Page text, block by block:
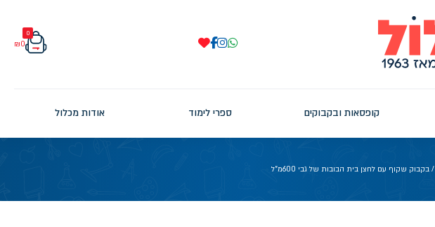
0
₪0
קופסאות ובקבוקים ספרי לימוד אודות מכלול
/ בקבוק שקוף עם לחצן בית הבובות של גבי 600מ"ל